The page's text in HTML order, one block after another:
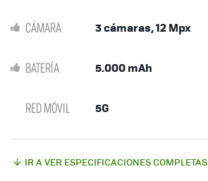
CÁMARA 3 cámaras, 12 Mpx
BATERÍA 5.000 mAh
RED MÓVIL 5G
IR A VER ESPECIFICACIONES COMPLETAS